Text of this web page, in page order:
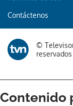
Contáctenos
©
reservados